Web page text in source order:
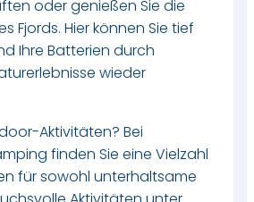
oder genießen Sie die
Fjords. Hier können Sie tief
Ihre Batterien durch
wieder
Aktivitäten? Bei
finden Sie eine Vielzahl
für sowohl unterhaltsame